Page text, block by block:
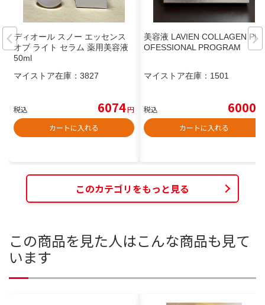
ディオール スノー エッセンス
オブ ライト セラム 薬用美容液
50ml
マイストア在庫： 3827
税込 6074円
カートに入れる
美容液 LAVIEN COLLAGEN PR
OFESSIONAL PROGRAM
マイストア在庫： 1501
税込 6000
カートに入れる
このカテゴリをもっと見る
この商品を見た人はこんな商品も見て
います